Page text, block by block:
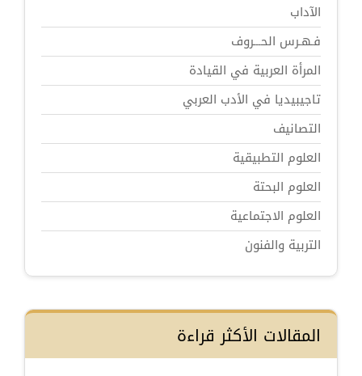
الآداب
فـهـرس الحـــروف
المرأة العربية في القيادة
تاجيبيديا في الأدب العربي
التصانيف
العلوم التطبيقية
العلوم البحتة
العلوم الاجتماعية
التربية والفنون
المقالات الأكثر قراءة